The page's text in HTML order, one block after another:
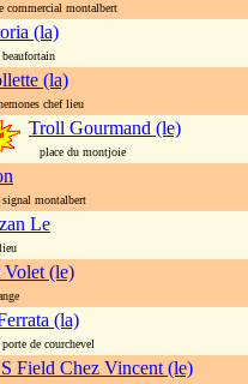
commercial montalbert
(la)
(la)
chef lieu
Troll Gourmand (le)
place du montjoie
montalbert
Le
Volet (le)
(la)
de courchevel
Field Chez Vincent (le)